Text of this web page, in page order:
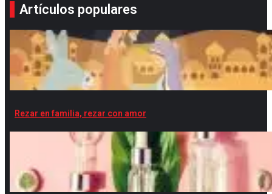
Artículos populares
Rezar en familia, rezar con amor